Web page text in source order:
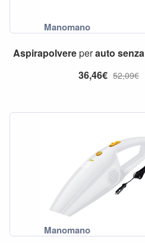
Aspirapolvereperauto senza
36,46€ 52,09€